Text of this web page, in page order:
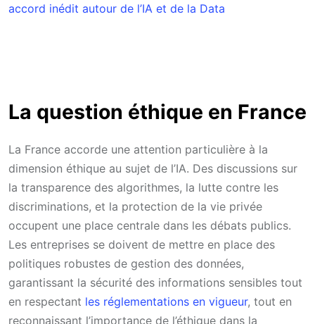
accord inédit autour de l’IA et de la Data
La question éthique en France
La France accorde une attention particulière à la
dimension éthique au sujet de l’IA. Des discussions sur
la transparence des algorithmes, la lutte contre les
discriminations, et la protection de la vie privée
occupent une place centrale dans les débats publics.
Les entreprises se doivent de mettre en place des
politiques robustes de gestion des données,
garantissant la sécurité des informations sensibles tout
en respectant les réglementations en vigueur, tout en
reconnaissant l’importance de l’éthique dans la